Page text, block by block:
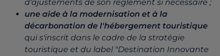
d'ajustements de son règlement si nécessaire ;
une aide à la modernisation et à la
décarbonation de l'hébergement touristique
qui s'inscrit dans le cadre de la stratégie
touristique et du label "Destination Innovante